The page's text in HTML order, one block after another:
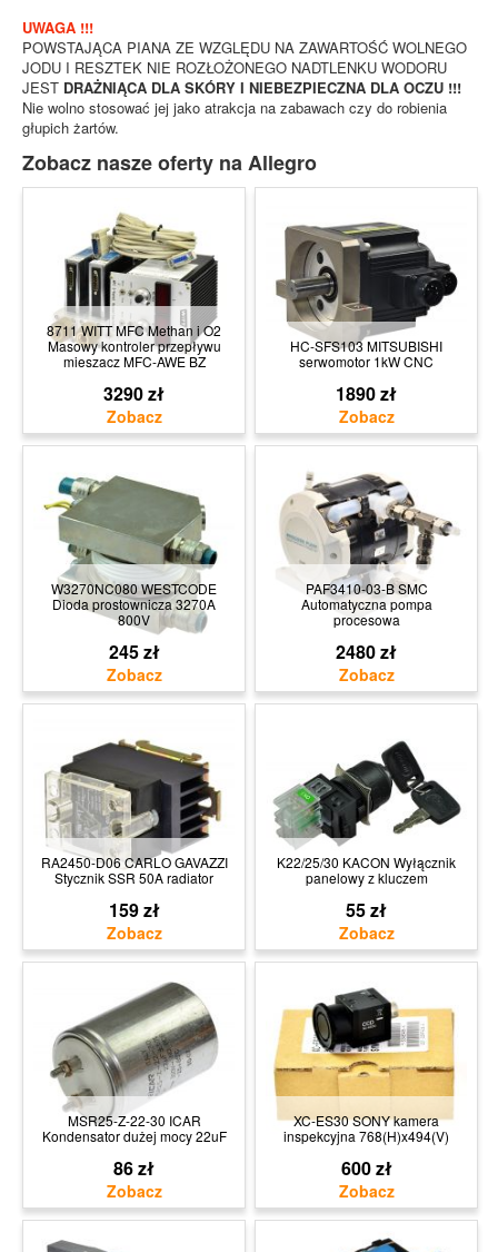
UWAGA !!!
POWSTAJĄCA PIANA ZE WZGLĘDU NA ZAWARTOŚĆ WOLNEGO
JODU I RESZTEK NIE ROZŁOŻONEGO NADTLENKU WODORU
JEST DRAŻNIĄCA DLA SKÓRY I NIEBEZPIECZNA DLA OCZU !!!
Nie wolno stosować jej jako atrakcja na zabawach czy do robienia
głupich żartów.
Zobacz nasze oferty na Allegro
8711 WITT MFC Methan i O2
Masowy kontroler przepływu
mieszacz MFC-AWE BZ
3290 zł
HC-SFS103 MITSUBISHI
serwomotor 1kW CNC
1890 zł
W3270NC080 WESTCODE
Dioda prostownicza 3270A
800V
245 zł
PAF3410-03-B SMC
Automatyczna pompa
procesowa
2480 zł
RA2450-D06 CARLO GAVAZZI
Stycznik SSR 50A radiator
159 zł
K22/25/30 KACON Wyłącznik
panelowy z kluczem
55 zł
MSR25-Z-22-30 ICAR
Kondensator dużej mocy 22uF
86 zł
XC-ES30 SONY kamera
inspekcyjna 768(H)x494(V)
600 zł